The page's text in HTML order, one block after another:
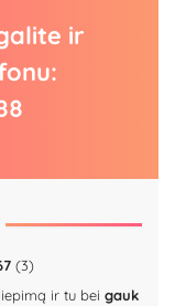
ir
(3)
ir tu bei gauk